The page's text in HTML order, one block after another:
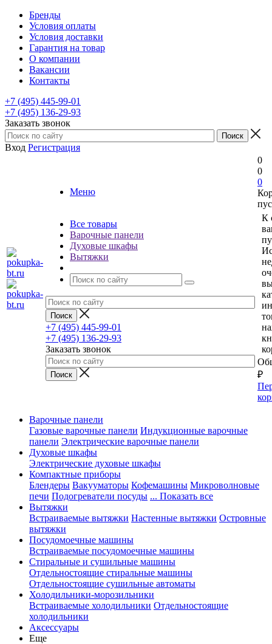
Бренды
Условия оплаты
Условия доставки
Гарантия на товар
О компании
Вакансии
Контакты
+7 (495) 445-99-01
+7 (495) 136-29-93
Заказать звонок
Вход Регистрация
Меню
Все товары
Варочные панели
Духовые шкафы
Вытяжки
+7 (495) 445-99-01
+7 (495) 136-29-93
Заказать звонок
0
0
0
К
₽
Варочные панели
Газовые варочные панели Индукционные варочные
панели Электрические варочные панели
Духовые шкафы
Электрические духовые шкафы
Компактные приборы
Блендеры Вакууматоры Кофемашины Микроволновые
печи Подогреватели посуды ... Показать все
Вытяжки
Встраиваемые вытяжки Настенные вытяжки Островные
вытяжки
Посудомоечные машины
Встраиваемые посудомоечные машины
Стиральные и сушильные машины
Отдельностоящие стиральные машины
Отдельностоящие сушильные автоматы
Холодильники-морозильники
Встраиваемые холодильники Отдельностоящие
холодильники
Аксессуары
Еще